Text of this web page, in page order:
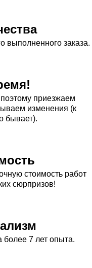
выполненного заказа.
приезжаем
изменения (к
бывает).
стоимость работ
сюрпризов!
более 7 лет опыта.